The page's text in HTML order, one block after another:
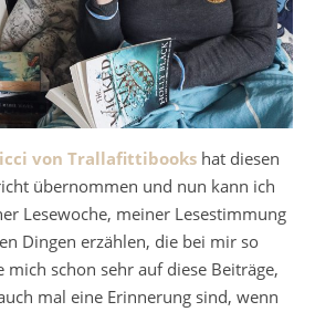
von Trallafittibookshat diesen
übernommen und nun kann ich
Lesewoche, meiner Lesestimmung
Dingen erzählen, die bei mir so
mich schon sehr auf diese Beiträge,
mal eine Erinnerung sind, wenn